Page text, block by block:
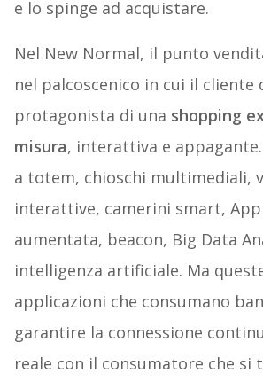
e lo spinge ad acquistare.
Nel New Normal, il punto
nel palcoscenico in cui il cliente
protagonista di una shopping
misura, interattiva e
a totem, chioschi multimediali,
interattive, camerini smart,
aumentata, beacon, Big Data
intelligenza artificiale. Ma
applicazioni che consumano
garantire la connessione
reale con il consumatore che si